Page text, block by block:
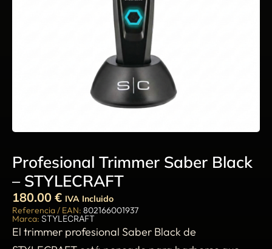
Profesional Trimmer Saber Black
– STYLECRAFT
180.00 € IVA Incluido
Referencia / EAN: 802166001937
Marca: STYLECRAFT
El trimmer profesional Saber Black de